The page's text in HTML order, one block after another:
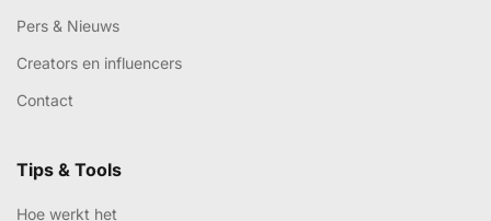
Pers & Nieuws
Creators en influencers
Contact
Tips & Tools
Hoe werkt het